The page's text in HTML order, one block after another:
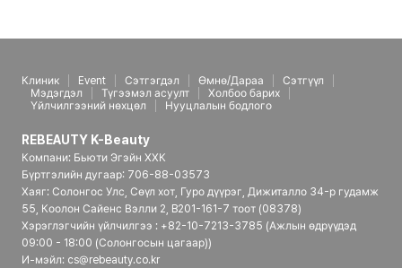
Клиник Event Сэтгэгдэл Өмнө/Дараа
Сэтгүүл
Мэдэгдэл
Түгээмэл асуулт
Холбоо барих
Үйлчилгээний нөхцөл
Нууцлалын бодлого
REBEAUTY K-Beauty
Компани: Бьюти Эгэйн ХХК
Бүртгэлийн дугаар: 706-88-03573
Хаяг: Солонгос Улс, Сөүл хот, Гуро дүүрэг, Дижиталло 34-р гудамж
55, Коолон Сайенс Вэлли 2, B201-161-7 тоот (08378)
Хэрэглэгчийн үйлчилгээ : +82-10-7213-3785 (Ажлын өдрүүдэд
09:00 - 18:00 (Солонгосын цагаар))
И-мэйл: cs@rebeauty.co.kr